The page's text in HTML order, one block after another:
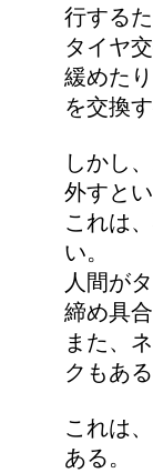
行する
タイヤ
緩めた
を交換
しかし
外すと
これは
い。
人間が
締め具
また、
クもある
これは
ある。